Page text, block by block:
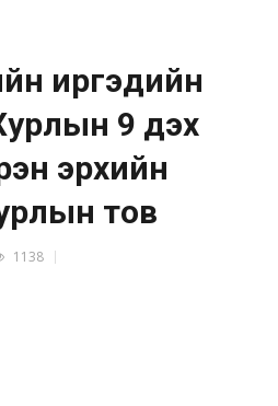
иргэдийн
Хурлын 9 дэх
эрхийн
тов
1138